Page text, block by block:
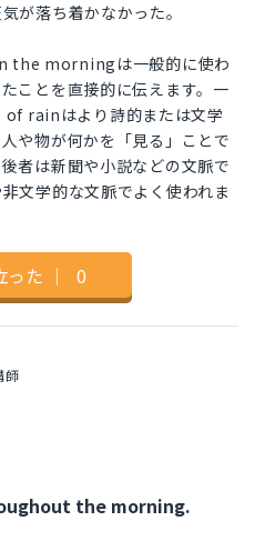
が落ち着かなかった。
morningは一般的に使わ
ことを直接的に伝えます。一
rainはより詩的または文学
や物が何かを「見る」ことで
者は新聞や小説などの文脈で
文学的な文脈でよく使われま
った ｜ 0
師
the morning.